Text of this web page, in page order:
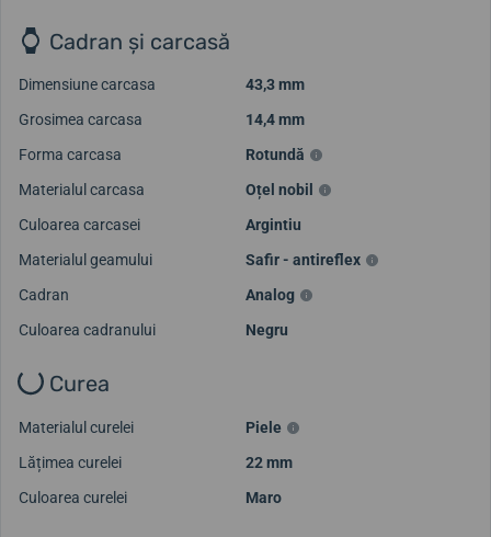
Cadran și carcasă
Dimensiune carcasa
43,3 mm
Grosimea carcasa
14,4 mm
Forma carcasa
Rotundă
Materialul carcasa
Oțel nobil
Culoarea carcasei
Argintiu
Materialul geamului
Safir - antireflex
Cadran
Analog
Culoarea cadranului
Negru
Curea
Materialul curelei
Piele
Lățimea curelei
22 mm
Culoarea curelei
Maro